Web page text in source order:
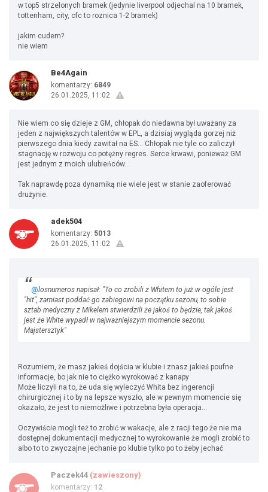
w top5 strzelonych bramek (jedynie liverpool odjechal na 10 bramek,
tottenham, city, cfc to roznica 1-2 bramek)
jakim cudem?
nie wiem
Be4Again
komentarzy: 6849
26.01.2025, 11:02
Nie wiem co się dzieje z GM, chłopak do niedawna był uważany za
jeden z największych talentów w EPL, a dzisiaj wygląda gorzej niż
pierwszego dnia kiedy zawitał na ES… Chłopak nie tyle co zaliczył
stagnację w rozwoju co potężny regres. Serce krwawi, ponieważ GM
jest jednym z moich ulubieńców…
Tak naprawdę poza dynamiką nie wiele jest w stanie zaoferować
drużynie.
adek504
komentarzy: 5013
26.01.2025, 11:02
@losnumeros napisał: "To co zrobili z Whitem to już w ogóle jest
"hit", zamiast poddać go zabiegowi na początku sezonu, to sobie
sztab medyczny z Mikelem stwierdzili że jakoś to będzie, tak jakoś
jest że White wypadł w najważniejszym momencie sezonu.
Majstersztyk"
Rozumiem, że masz jakieś dojścia w klubie i znasz jakieś poufne
informacje, bo jak nie to ciężko wyrokować z kanapy
Może liczyli na to, że uda się wyleczyć Whita bez ingerencji
chirurgicznej i to by na lepsze wyszło, ale w pewnym momencie się
okazało, że jest to niemożliwe i potrzebna była operacja...
Oczywiście mogli też to zrobić w wakacje, ale z racji tego że nie ma
dostępnej dokumentacji medycznej to wyrokowanie że mogli zrobić to
albo to to zwyczajne jechanie po klubie tylko po to żeby jechać
Paczek44 (zawieszony)
komentarzy: 12